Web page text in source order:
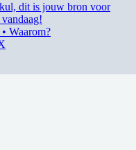
dit is jouw bron voor
Waarom?